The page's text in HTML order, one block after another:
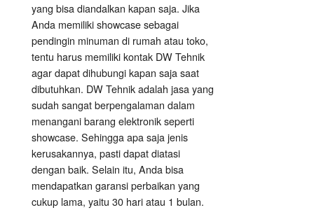
yang bisa diandalkan kapan saja. Jika
Anda memiliki showcase sebagai
pendingin minuman di rumah atau toko,
tentu harus memiliki kontak DW Tehnik
agar dapat dihubungi kapan saja saat
dibutuhkan. DW Tehnik adalah jasa yang
sudah sangat berpengalaman dalam
menangani barang elektronik seperti
showcase. Sehingga apa saja jenis
kerusakannya, pasti dapat diatasi
dengan baik. Selain itu, Anda bisa
mendapatkan garansi perbaikan yang
cukup lama, yaitu 30 hari atau 1 bulan.